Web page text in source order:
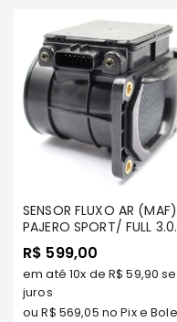
L200
GL,
GLS
SENSOR FLUXO AR
PAJERO SPORT/ FULL 3.0
3.5 TDS MODELOS -
MILTPARTS - MD326501
MT
R$ 599,00
em até 10x de R$ 59,90
juros
ouR$ 569,05 no Pix e